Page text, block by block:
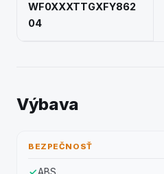
WF0XXXTTGXFY862
04
Výbava
BEZPEČNOSŤ